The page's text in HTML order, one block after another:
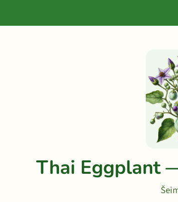
Thai Eggplant